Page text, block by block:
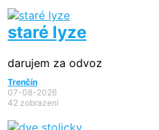
staré lyze
darujem za odvoz
Trenčín
07-08-2026
42 zobrazení